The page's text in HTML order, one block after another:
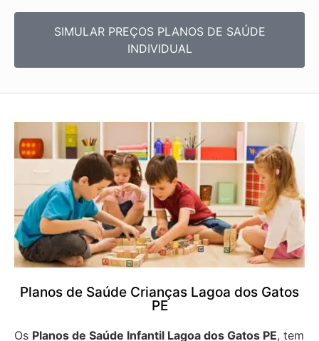
SIMULAR PREÇOS PLANOS DE SAÚDE
INDIVIDUAL
Planos de Saúde Crianças Lagoa dos Gatos
PE
Os Planos de Saúde Infantil Lagoa dos Gatos PE, tem